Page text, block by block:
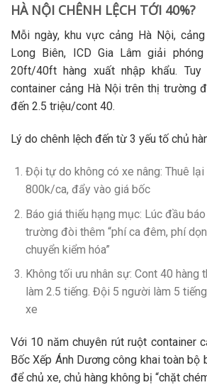
HÀ NỘI CHÊNH LỆCH TỚI 40%?
Mỗi ngày, khu vựccảng Hà Nội,
Long Biên, ICD Gia Lâm giải phóng
20ft/40ft hàng xuất nhập khẩu. Tuy
container cảng Hà Nội trên thị trường
đến 2.5 triệu/cont 40.
Lý do chênh lệch đến từ 3 yếu tố chủ
Đội tự do không có xe nâng: Thuê
800k/ca, đẩy vào giá bốc
Báo giá thiếu hạng mục: Lúc đầu
trường đòi thêm “phí ca đêm, phí
chuyển kiểm hóa”
Không tối ưu nhân sự: Cont 40 hàng
làm 2.5 tiếng. Đội 5 người làm 5
xe
Với 10 năm chuyên rút ruột container
Bốc Xếp Ánh Dương công khai toàn bộ
để chủ xe, chủ hàng không bị “chặt